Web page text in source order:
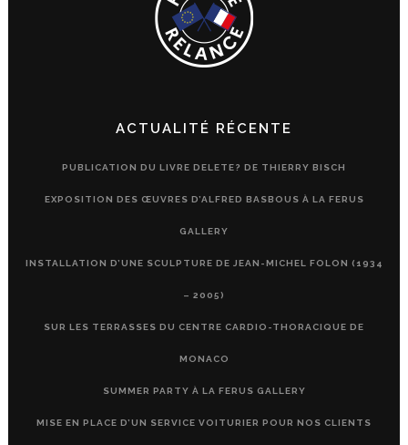
ACTUALITÉ RÉCENTE
PUBLICATION DU LIVRE DELETE? DE THIERRY BISCH
EXPOSITION DES ŒUVRES D’ALFRED BASBOUS À LA FERUS
GALLERY
INSTALLATION D’UNE SCULPTURE DE JEAN-MICHEL FOLON (1934
– 2005)
SUR LES TERRASSES DU CENTRE CARDIO-THORACIQUE DE
MONACO
SUMMER PARTY À LA FERUS GALLERY
MISE EN PLACE D’UN SERVICE VOITURIER POUR NOS CLIENTS